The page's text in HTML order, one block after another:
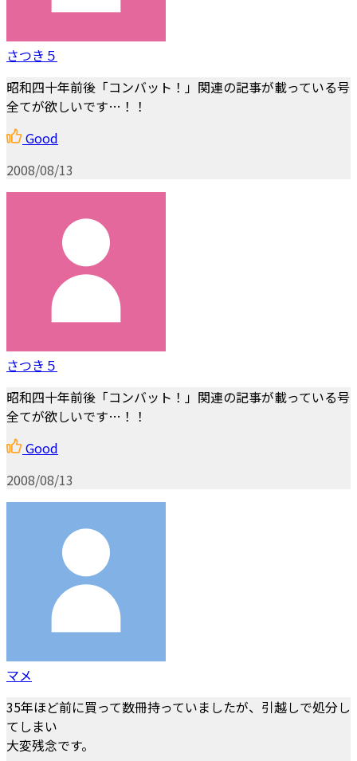
さつき５
昭和四十年前後「コンバット！」関連の記事が載っている号
全てが欲しいです…！！
Good
2008/08/13
さつき５
昭和四十年前後「コンバット！」関連の記事が載っている号
全てが欲しいです…！！
Good
2008/08/13
マメ
35年ほど前に買って数冊持っていましたが、引越しで処分し
てしまい
大変残念です。